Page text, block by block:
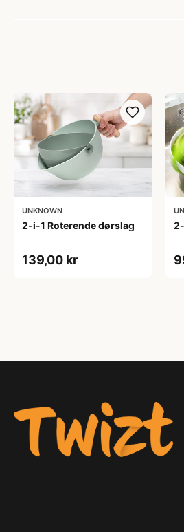
UNKNOWN
2-i-1 Roterende dørslag
139,00 kr